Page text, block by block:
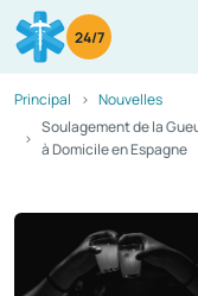
24/7
Principal
Nouvelles
Soulagement de la
à Domicile en Espagne